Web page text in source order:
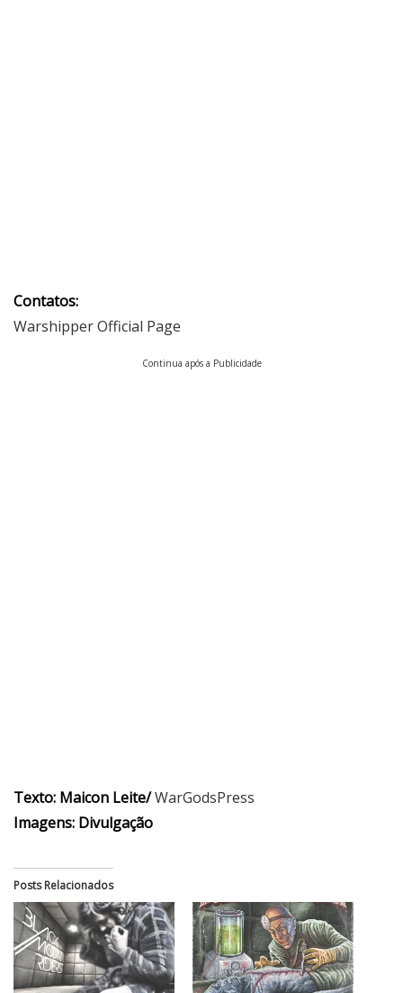
Contatos:
Warshipper Official Page
Continua após a Publicidade
Texto: Maicon Leite/WarGodsPress
Imagens: Divulgação
Posts Relacionados